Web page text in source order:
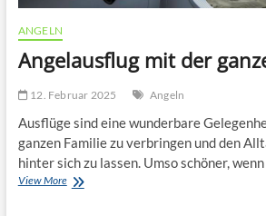
ANGELN
Angelausflug mit der
12. Februar 2025 Angeln
Ausflüge sind eine wunderbare
ganzen Familie zu verbringen und den
hinter sich zu lassen. Umso schöner, wenn
View MoreAngelausflug